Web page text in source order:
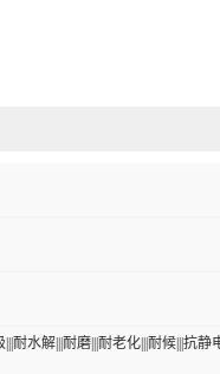
水解|||耐磨|||耐老化|||耐候|||抗